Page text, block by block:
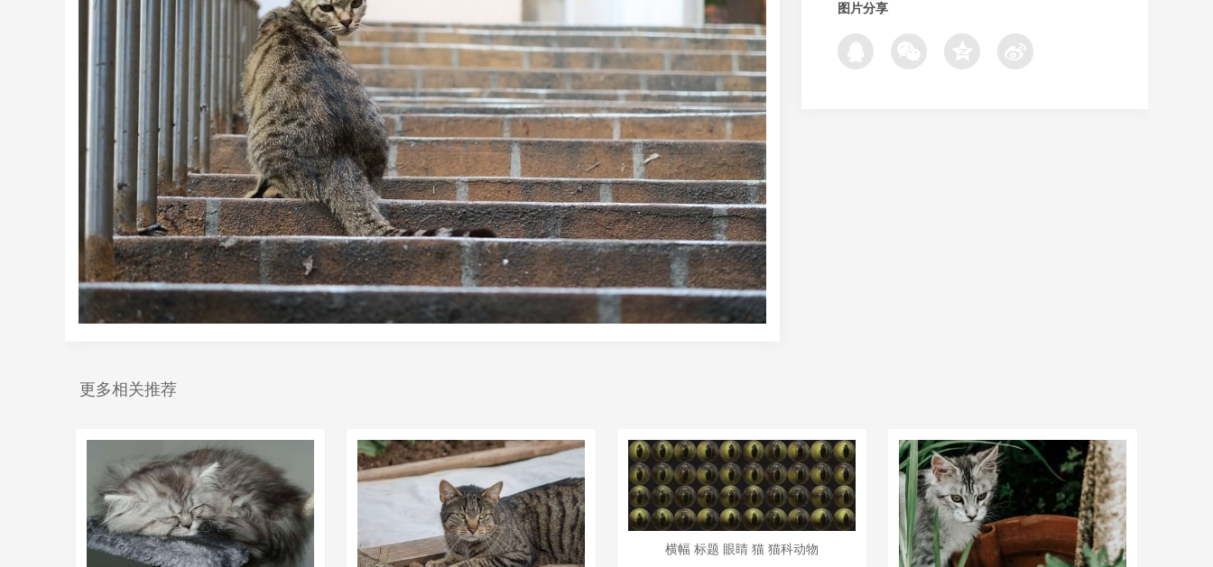
图片分享
更多相关推荐
横幅 标题 眼睛 猫 猫科动物